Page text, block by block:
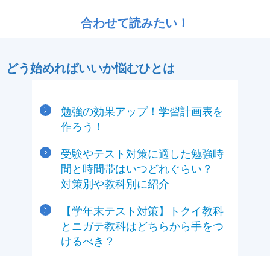
合わせて読みたい！
どう始めればいいか悩むひとは
勉強の効果アップ！学習計画表を
作ろう！
受験やテスト対策に適した勉強時
間と時間帯はいつどれぐらい？
対策別や教科別に紹介
【学年末テスト対策】トクイ教科
とニガテ教科はどちらから手をつ
けるべき？